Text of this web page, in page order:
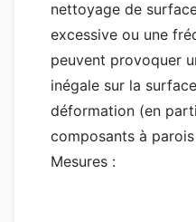
nettoyage de
excessive ou une
peuvent provoquer
inégale sur la
déformation (en
composants à
Mesures :